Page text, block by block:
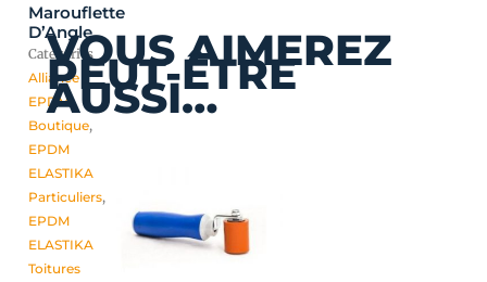
Marouflette
D’Angle
Catégories
Alliance
EPDM
Boutique,
EPDM
ELASTIKA
Particuliers,
EPDM
ELASTIKA
Toitures
VOUS AIMEREZ
PEUT-ÊTRE
AUSSI…